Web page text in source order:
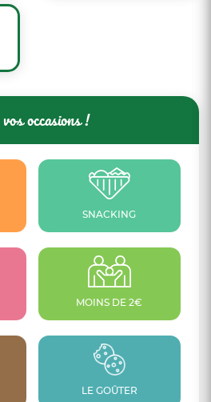
vos occasions !
SNACKING
MOINS DE 2€
LE GOÛTER